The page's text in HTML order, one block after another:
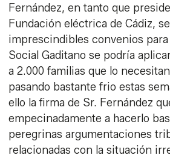
Fernández, en tanto que
Fundación eléctrica de Cádiz,
imprescindibles convenios para
Social Gaditano se podría
a 2.000 familias que lo
pasando bastante frio estas
ello la firma de Sr. Fernández
empecinadamente a hacerlo
peregrinas argumentaciones
relacionadas con la situación